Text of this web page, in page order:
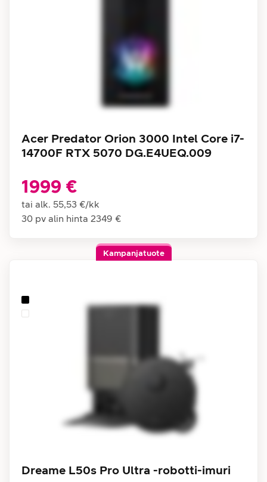
Acer Predator Orion 3000 Intel Core i7-
14700F RTX 5070 DG.E4UEQ.009
1999 €
tai alk. 55,53 €/kk
30 pv alin hinta 2349 €
Kampanjatuote
Dreame L50s Pro Ultra -robotti-imuri